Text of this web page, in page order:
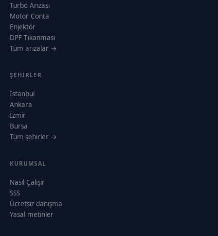
Turbo Arızası
Motor Conta
Enjektör
DPF Tıkanması
Tüm arızalar →
ŞEHIRLER
İstanbul
Ankara
İzmir
Bursa
Tüm şehirler →
KURUMSAL
Nasıl Çalışır
SSS
Ücretsiz danışma
Yasal metinler